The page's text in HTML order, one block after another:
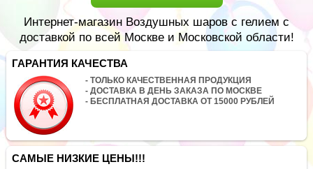
Интернет-магазин Воздушных шаров с гелием с
доставкой по всей Москве и Московской области!
ГАРАНТИЯ КАЧЕСТВА
- ТОЛЬКО КАЧЕСТВЕННАЯ ПРОДУКЦИЯ
- ДОСТАВКА В ДЕНЬ ЗАКАЗА ПО МОСКВЕ
- БЕСПЛАТНАЯ ДОСТАВКА ОТ 15000 РУБЛЕЙ
САМЫЕ НИЗКИЕ ЦЕНЫ!!!